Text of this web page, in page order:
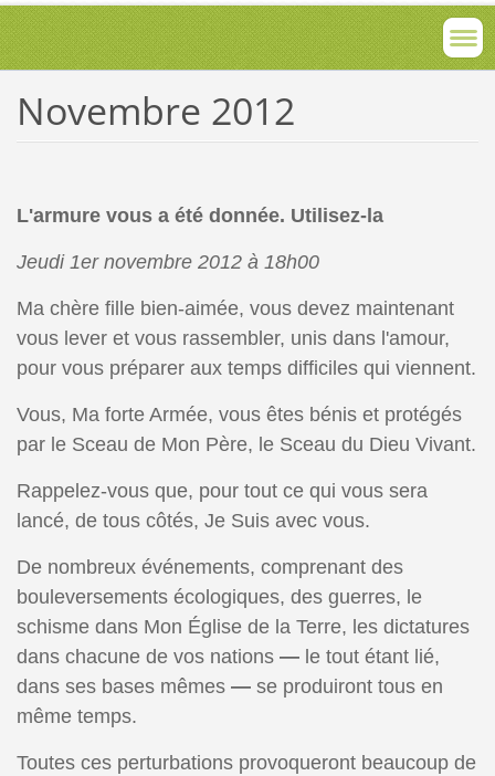
Novembre 2012
L'armure vous a été donnée. Utilisez-la
Jeudi 1er novembre 2012 à 18h00
Ma chère fille bien-aimée, vous devez maintenant
vous lever et vous rassembler, unis dans l'amour,
pour vous préparer aux temps difficiles qui viennent.
Vous, Ma forte Armée, vous êtes bénis et protégés
par le Sceau de Mon Père, le Sceau du Dieu Vivant.
Rappelez-vous que, pour tout ce qui vous sera
lancé, de tous côtés, Je Suis avec vous.
De nombreux événements, comprenant des
bouleversements écologiques, des guerres, le
schisme dans Mon Église de la Terre, les dictatures
dans chacune de vos nations — le tout étant lié,
dans ses bases mêmes — se produiront tous en
même temps.
Toutes ces perturbations provoqueront beaucoup de